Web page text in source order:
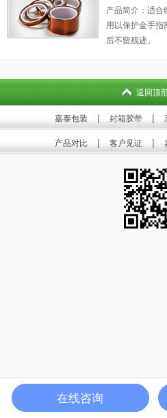
产品简介：适合
用以保护金手指
后不留残迹。
返回顶
嘉泰包装 | 封箱胶带 |
产品对比 | 客户见证 |
电话咨询 产品中心
在线咨询